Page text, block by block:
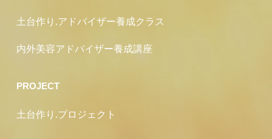
土台作り.アドバイザー養成クラス
内外美容アドバイザー養成講座
PROJECT
土台作り.プロジェクト